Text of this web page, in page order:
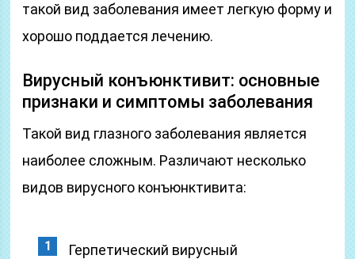
такой вид заболевания имеет легкую форму и
хорошо поддается лечению.
Вирусный конъюнктивит: основные
признаки и симптомы заболевания
Такой вид глазного заболевания является
наиболее сложным. Различают несколько
видов вирусного конъюнктивита:
Герпетический вирусный